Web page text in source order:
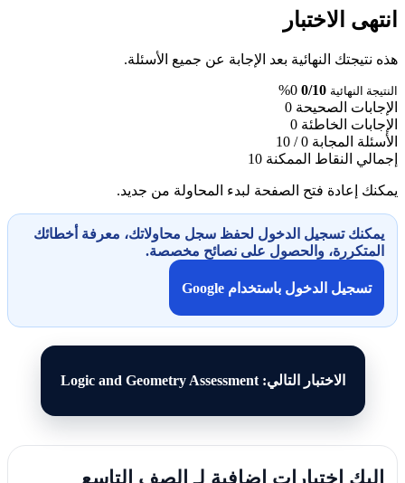
انتهى الاختبار
هذه نتيجتك النهائية بعد الإجابة عن جميع الأسئلة.
النتيجة النهائية 0/10
0%
الإجابات الصحيحة 0
الإجابات الخاطئة 0
الأسئلة المجابة 0 / 10
إجمالي النقاط الممكنة 10
يمكنك إعادة فتح الصفحة لبدء المحاولة من جديد.
يمكنك تسجيل الدخول لحفظ سجل محاولاتك، معرفة أخطائك
المتكررة، والحصول على نصائح مخصصة.
تسجيل الدخول باستخدام Google
الاختبار التالي: Logic and Geometry Assessment